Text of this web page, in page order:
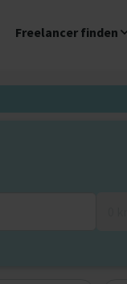
Freelancer finden